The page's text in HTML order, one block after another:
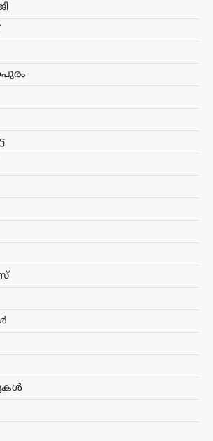
ഡൽഹിയിലെ വിദ്യാർത്ഥി സമരത്തെ
തുടർന്ന് കേന്ദ്ര വിദ്യാഭ്യാസമന്ത്രി സ്ഥാനം
ആഴ്ചകൾക്ക് ശേഷമാണ് അദ്ദേഹം
വിഷയത്തിൽ…
വന്ദേമാതരം മുഴുവനായി
പാടണമെന്ന സർക്കുലർ;
സ്വാതന്ത്ര്യദിനാഘോഷങ്ങളുടെ ഭാഗമായി
സെക്രട്ടറിയുടെ സർക്കുലറിനെതിരെ
പ്രതികരിച്ച് മന്ത്രി കെ. മുരളീധരൻ. കേന്ദ്ര
സർക്കാർ പ്രോട്ടോക്കോൾ കേരളത്തിൽ
കേരളം,വാർത്തകൾ
അർജുൻ ആയങ്കിക്കായി
രൂപ ലഭിച്ചതായി
സഹോദരൻ അജയ്
ന്യൂസ് ഡെസ്ക്
ഓഗസ്റ്റ്‌ 9, 2026